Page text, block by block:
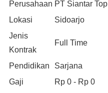
Perusahaan PT Siantar Top
Lokasi
Sidoarjo
Jenis
Kontrak
Full Time
Pendidikan
Sarjana
Gaji
Rp 0 - Rp 0